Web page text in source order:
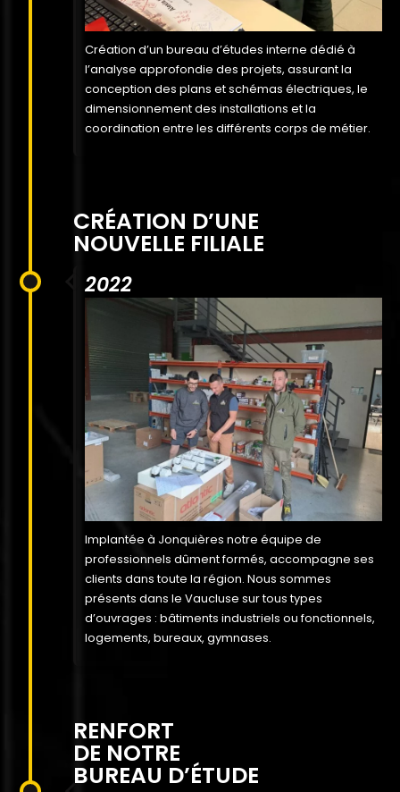
Création d’un bureau d’études interne dédié à
l’analyse approfondie des projets, assurant la
conception des plans et schémas électriques, le
dimensionnement des installations et la
coordination entre les différents corps de métier.
CRÉATION D’UNE
NOUVELLE FILIALE
2022
Implantée à Jonquières notre équipe de
professionnels dûment formés, accompagne ses
clients dans toute la région. Nous sommes
présents dans le Vaucluse sur tous types
d’ouvrages : bâtiments industriels ou fonctionnels,
logements, bureaux, gymnases.
RENFORT
DE NOTRE
BUREAU D’ÉTUDE